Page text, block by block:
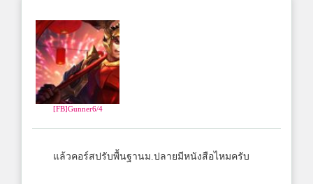
[FB]Gunner6/4
แล้วคอร์สปรับพื้นฐานม.ปลายมีหนังสือไหมครับ